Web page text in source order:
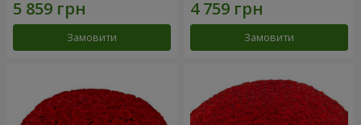
Замовити Замовити